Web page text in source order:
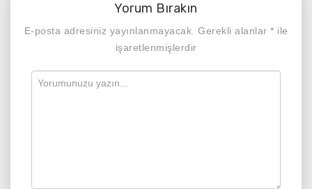
Yorum Bırakın
E-posta adresiniz yayınlanmayacak. Gerekli alanlar * ile
işaretlenmişlerdir